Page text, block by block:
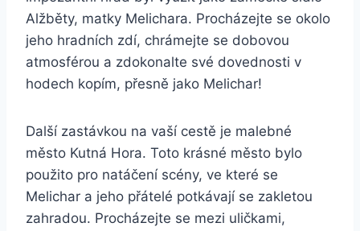
Alžběty, matky Melichara. Procházejte se okolo
jeho hradních zdí, chrámejte se dobovou
atmosférou a⁢ zdokonalte své dovednosti v
hodech ⁣kopím, přesně jako⁢ Melichar!
Další zastávkou⁣ na vaší cestě je malebné
město Kutná Hora. Toto ⁣krásné město bylo
⁢použito pro natáčení scény, ve které se
‍Melichar a jeho⁢ přátelé potkávají se zakletou
zahradou. Procházejte⁤ se mezi uličkami,‍